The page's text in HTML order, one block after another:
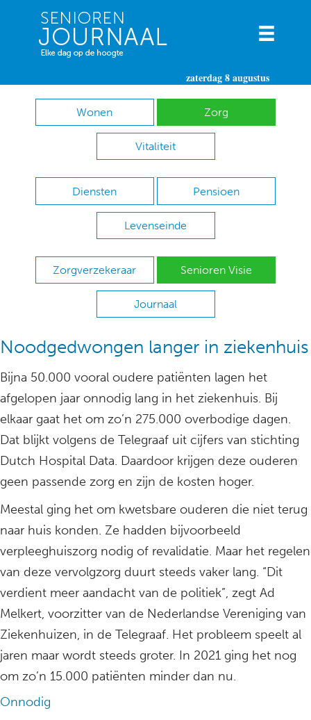
zaterdag 8 augustus
Wonen Zorg
Vitaliteit
Diensten Pensioen
Levenseinde
Zorgverzekeraar Senioren Visie
Journaal
Noodgedwongen langer in ziekenhuis
Bijna 50.000 vooral oudere patiënten lagen het
afgelopen jaar onnodig lang in het ziekenhuis. Bij
elkaar gaat het om zo’n 275.000 overbodige dagen.
Dat blijkt volgens de Telegraaf uit cijfers van stichting
Dutch Hospital Data. Daardoor krijgen deze ouderen
geen passende zorg en zijn de kosten hoger.
Meestal ging het om kwetsbare ouderen die niet terug
naar huis konden. Ze hadden bijvoorbeeld
verpleeghuiszorg nodig of revalidatie. Maar het regelen
van deze vervolgzorg duurt steeds vaker lang. “Dit
verdient meer aandacht van de politiek”, zegt Ad
Melkert, voorzitter van de Nederlandse Vereniging van
Ziekenhuizen, in de Telegraaf. Het probleem speelt al
jaren maar wordt steeds groter. In 2021 ging het nog
om zo’n 15.000 patiënten minder dan nu.
Onnodig